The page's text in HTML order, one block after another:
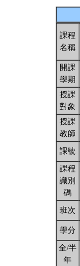
課程
名稱
開課
學期
授課
對象
授課
教師
課號
課程
識別
碼
班次
學分
全/半
年